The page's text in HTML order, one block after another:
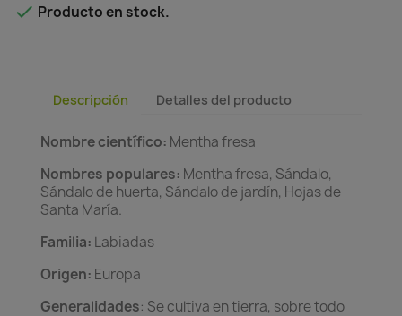
 Producto en stock.
Descripción Detalles del producto
Nombre científico: Mentha fresa
Nombres populares: Mentha fresa, Sándalo,
Sándalo de huerta, Sándalo de jardín, Hojas de
Santa María.
Familia: Labiadas
Origen: Europa
Generalidades: Se cultiva en tierra, sobre todo